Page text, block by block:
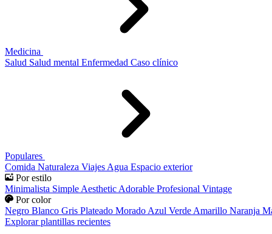
Medicina
Salud Salud mental Enfermedad Caso clínico
Populares
Comida Naturaleza Viajes Agua Espacio exterior
Por estilo
Minimalista Simple Aesthetic Adorable Profesional Vintage
Por color
Negro Blanco Gris Plateado Morado Azul Verde Amarillo Naranja
Explorar plantillas recientes